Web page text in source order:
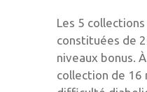
Les 5
constituées de
niveaux bonus.
collection de 16